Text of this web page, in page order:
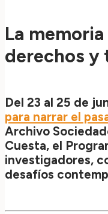
La
derechos y
Del 23 al 25 de
para narrar el
Archivo
Cuesta, el
investigadores,
desafíos